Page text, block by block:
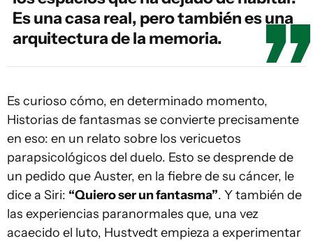
Es una casa real, pero también es una
arquitectura de la memoria.
Es curioso cómo, en determinado momento,
Historias de fantasmas se convierte precisamente
en eso: en un relato sobre los vericuetos
parapsicológicos del duelo. Esto se desprende de
un pedido que Auster, en la fiebre de su cáncer, le
dice a Siri: “Quiero ser un fantasma”. Y también de
las experiencias paranormales que, una vez
acaecido el luto, Hustvedt empieza a experimentar